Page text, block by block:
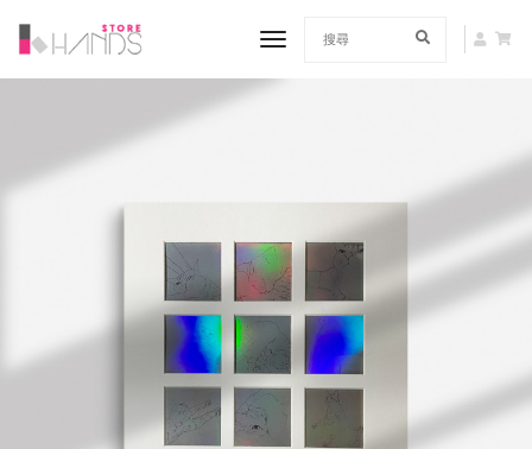
toggle navigation